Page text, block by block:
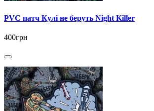
PVC патч Кулі не беруть Night Killer
400грн